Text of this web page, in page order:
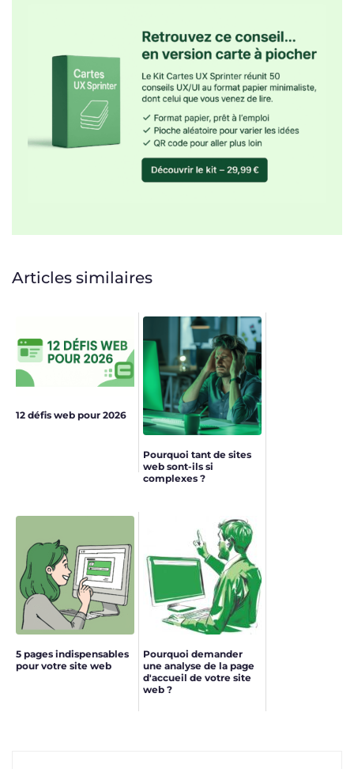
Articles similaires
12 défis web pour 2026
Pourquoi tant de sites
web sont-ils si
complexes ?
5 pages indispensables
pour votre site web
Pourquoi demander
une analyse de la page
d'accueil de votre site
web ?